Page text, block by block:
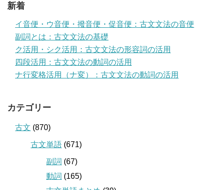
新着
イ音便・ウ音便・撥音便・促音便：古文文法の音便
副詞とは：古文文法の基礎
ク活用・シク活用：古文文法の形容詞の活用
四段活用：古文文法の動詞の活用
ナ行変格活用（ナ変）：古文文法の動詞の活用
カテゴリー
古文 (870)
古文単語 (671)
副詞 (67)
動詞 (165)